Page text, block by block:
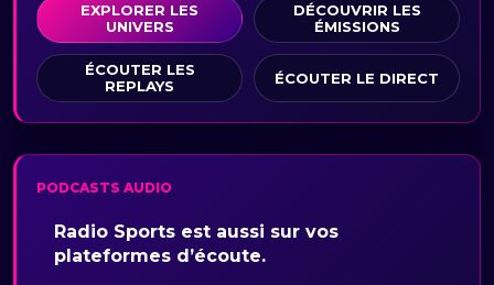
EXPLORER LES
UNIVERS
DÉCOUVRIR LES
ÉMISSIONS
ÉCOUTER LES
REPLAYS
ÉCOUTER LE DIRECT
PODCASTS AUDIO
Radio Sports est aussi sur vos
plateformes d’écoute.